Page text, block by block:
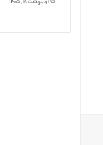
اردیبهشت ۱۸, ۱۴۰۵